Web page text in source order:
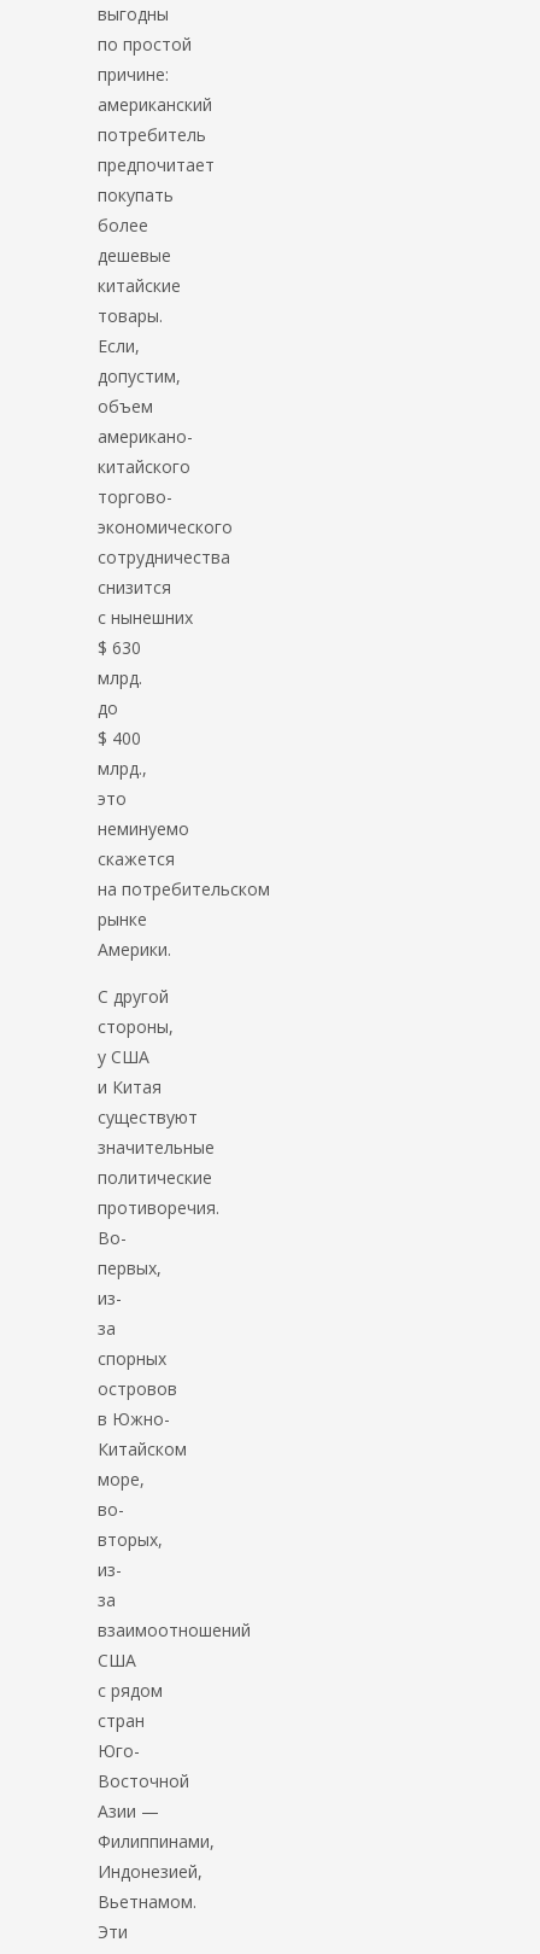
выгодны
по простой
причине:
американский
потребитель
предпочитает
покупать
более
дешевые
китайские
товары.
Если,
допустим,
объем
американо-
китайского
торгово-
экономического
сотрудничества
снизится
с нынешних
$ 630
млрд.
до
$ 400
млрд.,
это
неминуемо
скажется
на потребительском
рынке
Америки.
С другой
стороны,
у США
и Китая
существуют
значительные
политические
противоречия.
Во-
первых,
из-
за
спорных
островов
в Южно-
Китайском
море,
во-
вторых,
из-
за
взаимоотношений
США
с рядом
стран
Юго-
Восточной
Азии —
Филиппинами,
Индонезией,
Вьетнамом.
Эти